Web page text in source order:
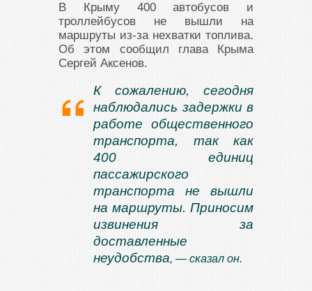
В Крыму 400 автобусов и
троллейбусов не вышли на
маршруты из-за нехватки топлива.
Об этом сообщил глава Крыма
Сергей Аксенов.
К сожалению, сегодня
наблюдались задержки в
работе общественного
транспорта, так как
400 единиц
пассажирского
транспорта не вышли
на маршруты. Приносим
извинения за
доставленные
неудобства, — сказал он.